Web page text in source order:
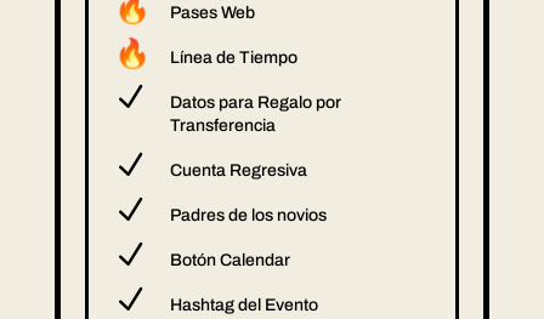
Pases Web
Línea de Tiempo
N
Datos para Regalo por
Transferencia
N Cuenta Regresiva
N Padres de los novios
N Botón Calendar
N Hashtag del Evento